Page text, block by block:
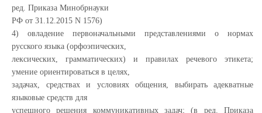
ред. Приказа Минобрнауки
РФ от 31.12.2015 N 1576)
4) овладение первоначальными представлениями о нормах
русского языка (орфоэпических,
лексических, грамматических) и правилах речевого этикета;
умение ориентироваться в целях,
задачах, средствах и условиях общения, выбирать адекватные
языковые средств для
успешного решения коммуникативных задач; (в ред. Приказа